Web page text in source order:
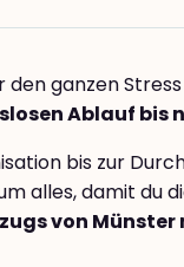
den ganzen
Ablauf bis
bis zur
alles, damit du
von